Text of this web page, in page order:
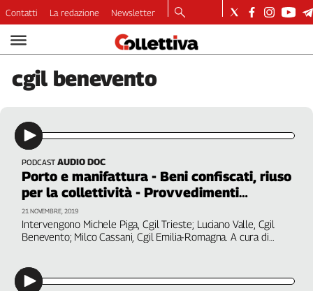
Video
Podcast
Dirette
Economia
Lavoro
Ambiente
Diritti
Welfare
Italia
Culture
Contatti La redazione Newsletter
cgil benevento
PODCAST AUDIO DOC
Porto e manifattura - Beni confiscati, riuso
per la collettività - Provvedimenti
sicurezza
Intervengono Michele Piga, Cgil Trieste; Luciano Valle, Cgil
Benevento; Milco Cassani, Cgil Emilia-Romagna. A cura di
21 NOVEMBRE, 2019